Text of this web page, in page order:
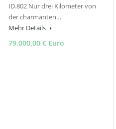
ID.802 Nur drei Kilometer von
der charmanten…
Mehr Details
79.000,00 € Euro